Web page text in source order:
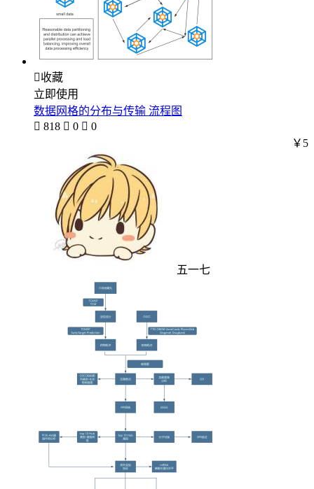
收藏
立即使用
数据网格的分布与传输 流程图
 818  0  0
五一七
￥5